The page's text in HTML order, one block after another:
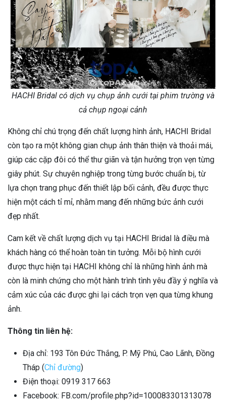
HACHI Bridal có dịch vụ chụp ảnh cưới tại phim trường và
cả chụp ngoại cảnh
Không chỉ chú trọng đến chất lượng hình ảnh, HACHI Bridal
còn tạo ra một không gian chụp ảnh thân thiện và thoải mái,
giúp các cặp đôi có thể thư giãn và tận hưởng trọn vẹn từng
giây phút. Sự chuyên nghiệp trong từng bước chuẩn bị, từ
lựa chọn trang phục đến thiết lập bối cảnh, đều được thực
hiện một cách tỉ mỉ, nhằm mang đến những bức ảnh cưới
đẹp nhất.
Cam kết về chất lượng dịch vụ tại HACHI Bridal là điều mà
khách hàng có thể hoàn toàn tin tưởng. Mỗi bộ hình cưới
được thực hiện tại HACHI không chỉ là những hình ảnh mà
còn là minh chứng cho một hành trình tình yêu đầy ý nghĩa và
cảm xúc của các được ghi lại cách trọn vẹn qua từng khung
ảnh.
Thông tin liên hệ:
Địa chỉ: 193 Tôn Đức Thắng, P. Mỹ Phú, Cao Lãnh, Đồng
Tháp (Chỉ đường)
Điện thoại: 0919 317 663
Facebook: FB.com/profile.php?id=100083301313078